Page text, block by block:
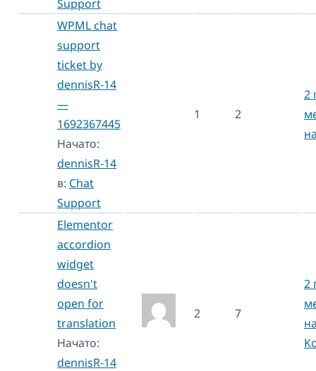
Support
WPML chat
support
ticket by
dennisR-14
—
1692367445
Начато:
dennisR-14
в: Chat
Support
1 2
2
Elementor
accordion
widget
doesn't
open for
translation
Начато:
dennisR-14
2 7
2